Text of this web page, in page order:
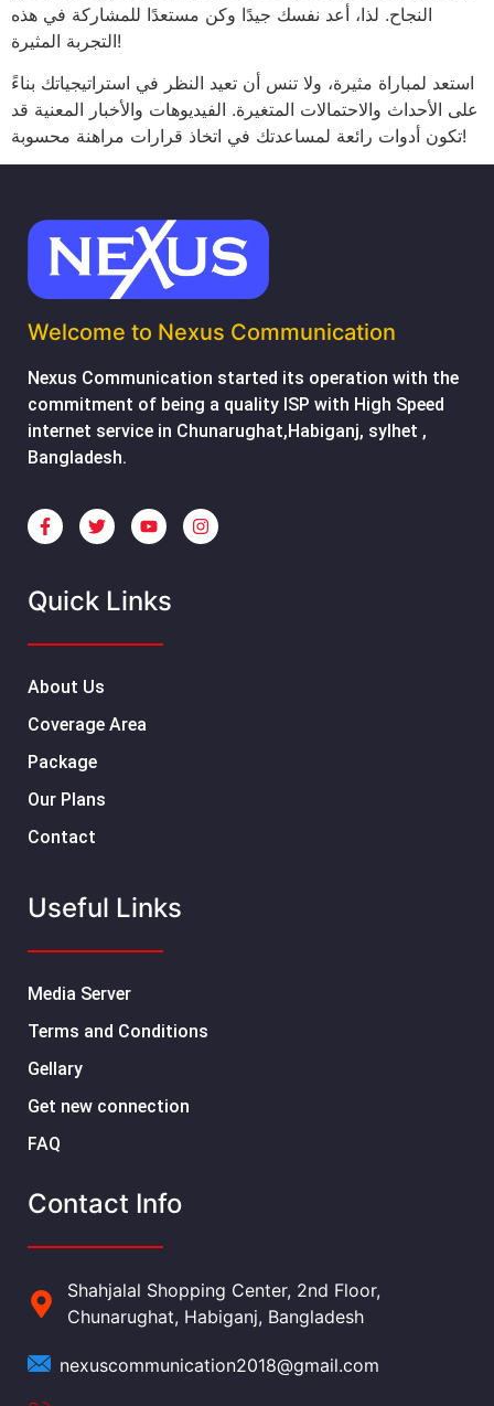
النجاح. لذا، أعد نفسك جيدًا وكن مستعدًا للمشاركة في هذه
التجربة المثيرة!
استعد لمباراة مثيرة، ولا تنس أن تعيد النظر في استراتيجياتك بناءً
على الأحداث والاحتمالات المتغيرة. الفيديوهات والأخبار المعنية قد
تكون أدوات رائعة لمساعدتك في اتخاذ قرارات مراهنة محسوبة!
Welcome to Nexus Communication
Nexus Communication started its operation with the
commitment of being a quality ISP with High Speed
internet service in Chunarughat,Habiganj, sylhet ,
Bangladesh.
Quick Links
About Us
Coverage Area
Package
Our Plans
Contact
Useful Links
Media Server
Terms and Conditions
Gellary
Get new connection
FAQ
Contact Info
Shahjalal Shopping Center, 2nd Floor,
Chunarughat, Habiganj, Bangladesh
nexuscommunication2018@gmail.com